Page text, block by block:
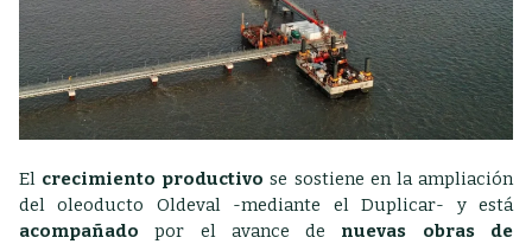
El crecimiento productivose sostiene en la ampliación
del oleoducto Oldeval -mediante el Duplicar- y está
acompañado por el avance de nuevas obras de